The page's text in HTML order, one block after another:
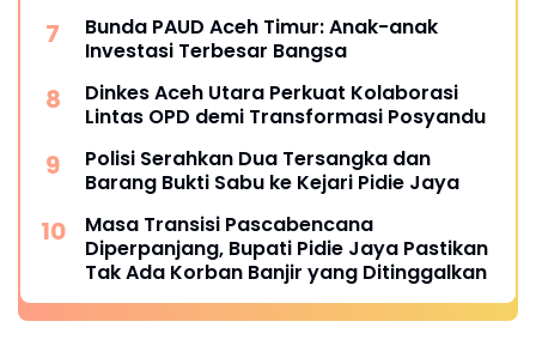
Bunda PAUD Aceh Timur: Anak-anak
Investasi Terbesar Bangsa
Dinkes Aceh Utara Perkuat Kolaborasi
Lintas OPD demi Transformasi Posyandu
Polisi Serahkan Dua Tersangka dan
Barang Bukti Sabu ke Kejari Pidie Jaya
Masa Transisi Pascabencana
Diperpanjang, Bupati Pidie Jaya Pastikan
Tak Ada Korban Banjir yang Ditinggalkan